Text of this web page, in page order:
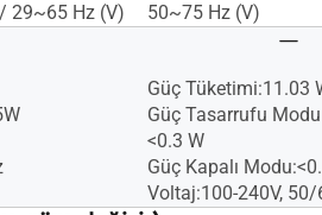
29~65 Hz (V)
50~75 Hz (V)
Güç Tüketimi:11.03
Güç Tasarrufu
<0.3 W
Güç Kapalı
Voltaj:100-240V, 50/